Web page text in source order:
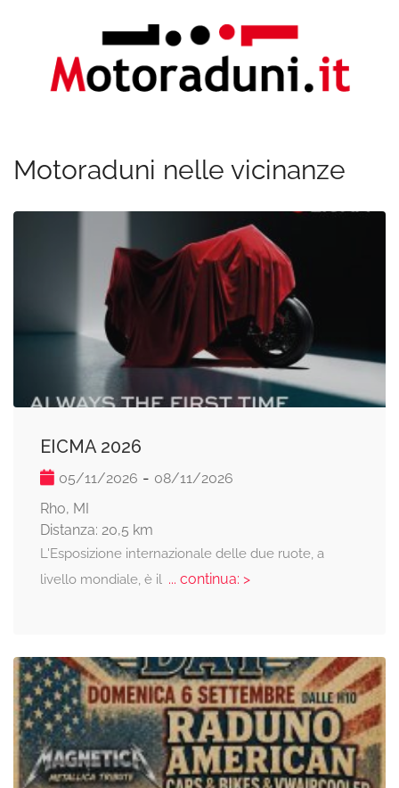
Motoraduni nelle vicinanze
EICMA 2026
05/11/2026 - 08/11/2026
Rho, MI
Distanza: 20,5 km
L'Esposizione internazionale delle due ruote, a
livello mondiale, è il... continua: >